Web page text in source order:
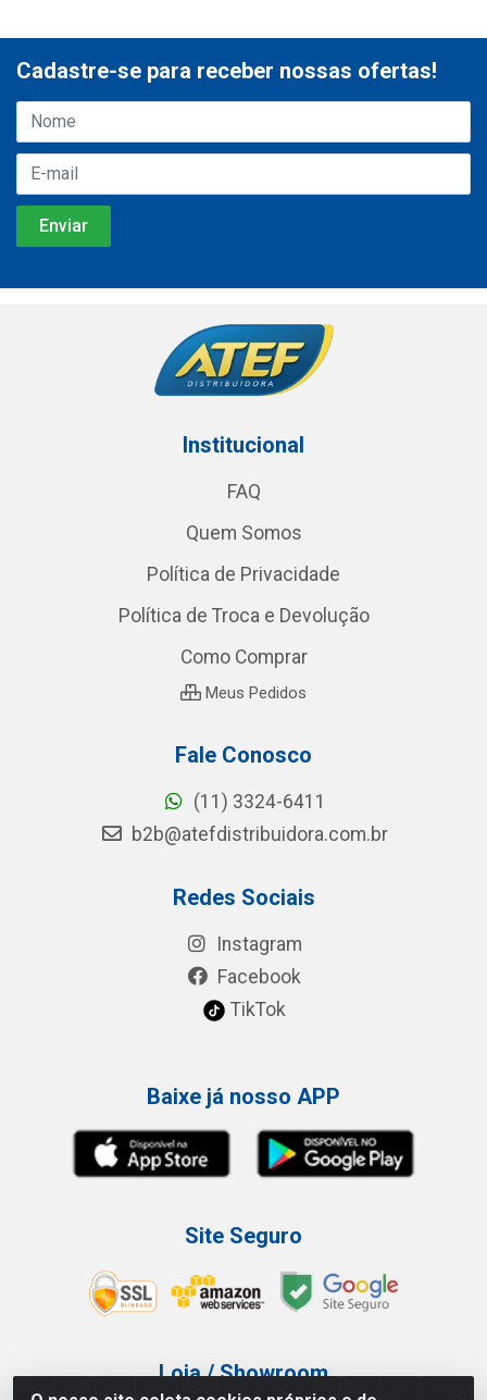
Cadastre-se para receber nossas ofertas!
Institucional
FAQ
Quem Somos
Política de Privacidade
Política de Troca e Devolução
Como Comprar
Meus Pedidos
Fale Conosco
(11) 3324-6411
b2b@atefdistribuidora.com.br
Redes Sociais
Instagram
Facebook
TikTok
Baixe já nosso APP
Site Seguro
Loja / Showroom